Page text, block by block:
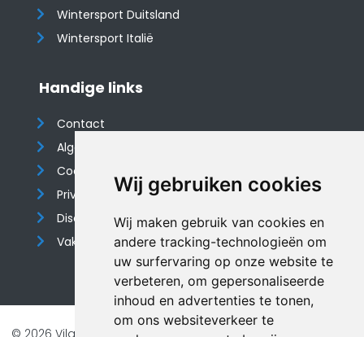
Wij gebruiken cookies
Wij maken gebruik van cookies en
andere tracking-technologieën om
uw surfervaring op onze website te
verbeteren, om gepersonaliseerde
inhoud en advertenties te tonen,
om ons websiteverkeer te
Wintersport Duitsland
Wintersport Italië
Handige links
Contact
Algemene voorwaarden
Cookieverklaring
Privacyverklaring
Disclaimer
Vakantiehuis website
© 2026 Vilando Vakantiehuizen | Website door FalcoTravel